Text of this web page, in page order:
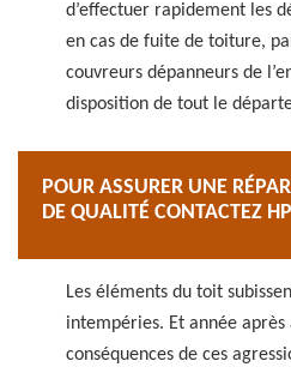
d’effectuer rapidement les
en cas de fuite de toiture,
couvreurs dépanneurs de
disposition de tout le
POUR ASSURER UNE
DE QUALITÉ CONTACTEZ
Les éléments du toit
intempéries. Et année après
conséquences de ces